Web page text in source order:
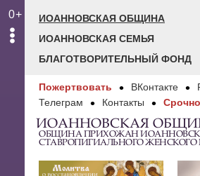
0+
ИОАННОВСКАЯ ОБЩИНА
ИОАННОВСКАЯ СЕМЬЯ
БЛАГОТВОРИТЕЛЬНЫЙ ФОНД
Пожертвовать ВКонтакте
Телеграм
Контакты
ИОАННОВСКАЯ
ОБЩИНА ПРИХОЖАН
СТАВРОПИГИАЛЬНОГО